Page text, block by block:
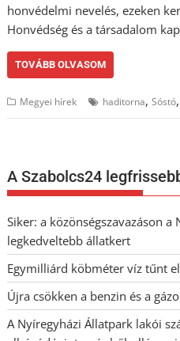
honvédelmi nevelés, ezeken
Honvédség és a társadalom
TOVÁBB OLVASOM
Megyei hírek haditorna,Sóstó
A Szabolcs24
Siker: a közönségszavazáson
legkedveltebb állatkert
Egymilliárd köbméter víz tűnt
Újra csökken a benzin és a
A Nyíregyházi Állatpark lakói